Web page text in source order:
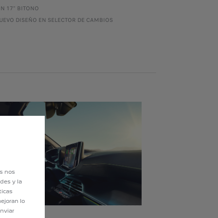
17” BITONO
DISEÑO EN SELECTOR DE CAMBIOS
nos
y la
lo